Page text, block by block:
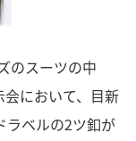
のスーツの中
において、目新
ラベルの2ツ釦が